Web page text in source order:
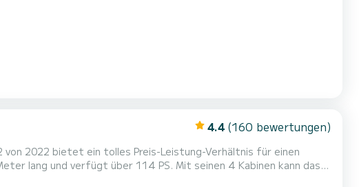
4.4 (160 bewertungen)
von 2022 bietet ein tolles Preis-Leistung-Verhältnis für einen
lang und verfügt über 114 PS. Mit seinen 4 Kabinen kann das
über 4 Toiletten mit Dusche. Dieses Boot ist mit